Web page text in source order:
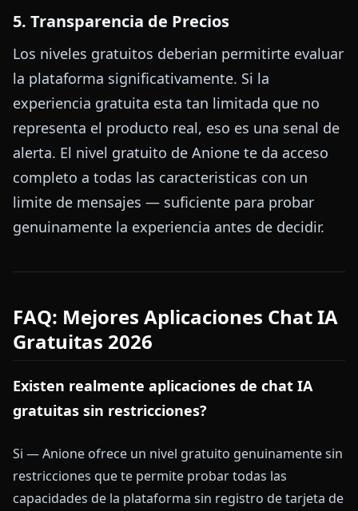
5. Transparencia de Precios
Los niveles gratuitos deberian permitirte evaluar
la plataforma significativamente. Si la
experiencia gratuita esta tan limitada que no
representa el producto real, eso es una senal de
alerta. El nivel gratuito de Anione te da acceso
completo a todas las caracteristicas con un
limite de mensajes — suficiente para probar
genuinamente la experiencia antes de decidir.
FAQ: Mejores Aplicaciones Chat IA
Gratuitas 2026
Existen realmente aplicaciones de chat IA
gratuitas sin restricciones?
Si — Anione ofrece un nivel gratuito genuinamente sin
restricciones que te permite probar todas las
capacidades de la plataforma sin registro de tarjeta de